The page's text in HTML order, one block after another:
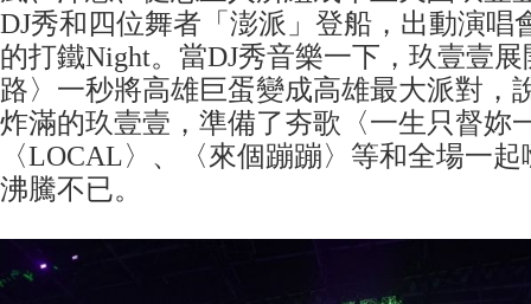
DJ秀和四位舞者「澎派」登船，出動演唱
的打鐵Night。當DJ秀音樂一下，玖壹壹
路〉一秒將高雄巨蛋變成高雄最大派對，
炸滿的玖壹壹，準備了夯歌〈一生只督妳
〈LOCAL〉、〈來個蹦蹦〉等和全場一
沸騰不已。